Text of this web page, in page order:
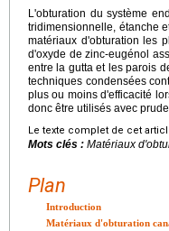
L'obturation du système
tridimensionnelle, étanche
matériaux d'obturation les
d'oxyde de zinc-eugénol
entre la gutta et les parois
techniques condensées
plus ou moins d'efficacité
donc être utilisés avec
Le texte complet de cet
Mots clés : Matériaux
Plan
Introduction
Matériaux d'obturation